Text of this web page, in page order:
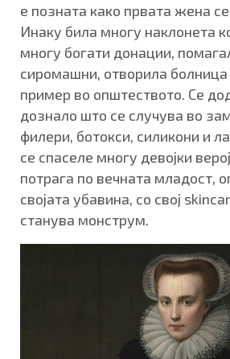
е позната како првата жена
Инаку била многу наклонета
многу богати донации,
сиромашни, отворила болница
пример во општеството. Се
дознало што се случува во
филери, ботокси, силикони и
се спаселе многу девојки
потрага по вечната младост,
својата убавина, со свој
станува монструм.